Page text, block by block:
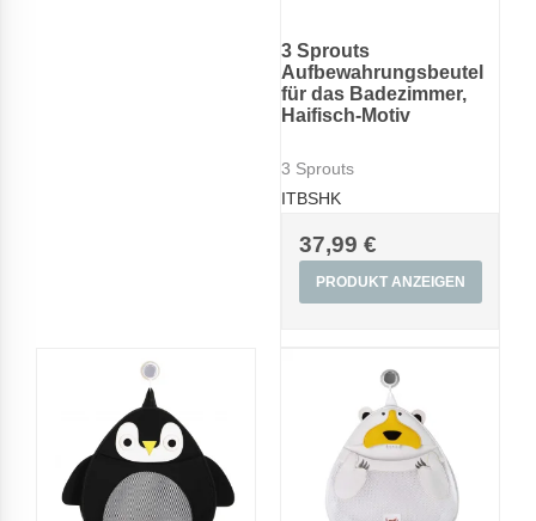
3 Sprouts
Aufbewahrungsbeutel
für das Badezimmer,
Haifisch-Motiv
3 Sprouts
ITBSHK
37,99 €
PRODUKT ANZEIGEN